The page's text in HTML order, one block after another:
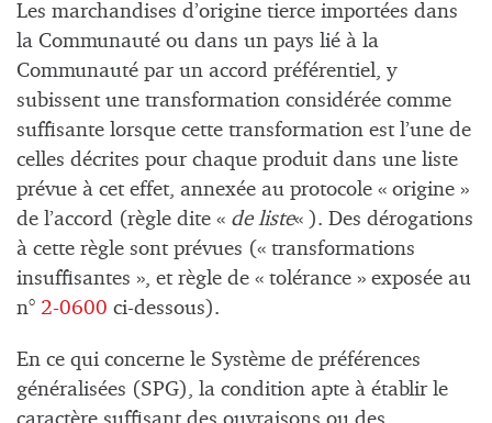
Les marchandises d’origine tierce importées dans
la Communauté ou dans un pays lié à la
Communauté par un accord préférentiel, y
subissent une transformation considérée comme
suffisante lorsque cette transformation est l’une de
celles décrites pour chaque produit dans une liste
prévue à cet effet, annexée au protocole « origine »
de l’accord (règle dite « de liste« ). Des dérogations
à cette règle sont prévues (« transformations
insuffisantes », et règle de « tolérance » exposée au
n° 2-0600 ci-dessous).
En ce qui concerne le Système de préférences
généralisées (SPG), la condition apte à établir le
caractère suffisant des ouvraisons ou des